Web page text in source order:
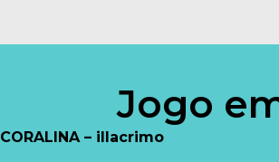
Jogo
CORALINA – illacrimo